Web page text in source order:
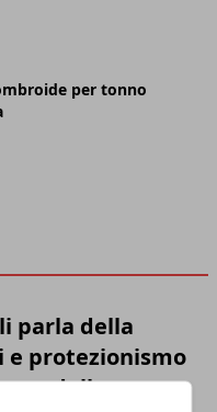
per tonno
parla della
e protezionismo
della